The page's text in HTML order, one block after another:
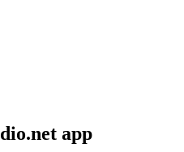
app